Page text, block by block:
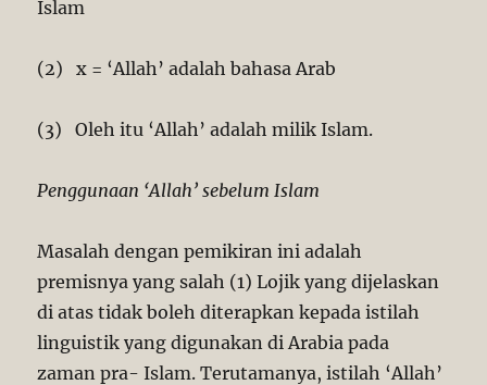
Islam
(2) x = ‘Allah’ adalah bahasa Arab
(3) Oleh itu ‘Allah’ adalah milik Islam.
Penggunaan ‘Allah’ sebelum Islam
Masalah dengan pemikiran ini adalah
premisnya yang salah (1) Lojik yang dijelaskan
di atas tidak boleh diterapkan kepada istilah
linguistik yang digunakan di Arabia pada
zaman pra- Islam. Terutamanya, istilah ‘Allah’